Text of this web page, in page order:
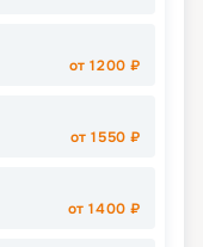
от1200 ₽
от1550 ₽
от1400 ₽